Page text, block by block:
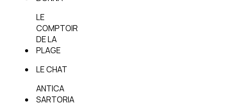
LE
COMPTOIR
DE LA
PLAGE
LE CHAT
ANTICA
SARTORIA